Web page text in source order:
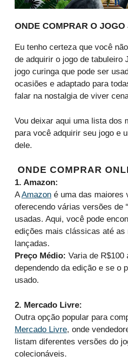
ONDE COMPRAR O
Eu tenho certeza que você
de adquirir o jogo de tabuleiro
jogo curinga que pode ser
ocasiões e adaptado para
falar na nostalgia de viver
Vou deixar aqui uma lista dos
para você adquirir seu jogo e
dele.
ONDE COMPRAR
1. Amazon:
AAmazon é uma das maiores
oferecendo várias versões de
usadas. Aqui, você pode
edições mais clássicas até as
lançadas.
Preço Médio: Varia de R$100
dependendo da edição e se o
usado.
2. Mercado Livre:
Outra opção popular para
Mercado Livre, onde
listam diferentes versões do
colecionáveis.